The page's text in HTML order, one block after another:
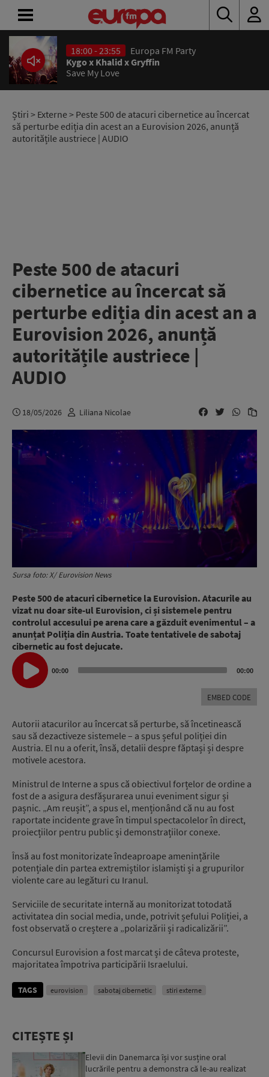
18:00 - 23:55
Europa FM Party
Kygo x Khalid x Gryffin
Save My Love
Știri > Externe> Peste 500 de atacuri cibernetice au încercat
să perturbe ediția din acest an a Eurovision 2026, anunță
autoritățile austriece | AUDIO
Peste 500 de atacuri
cibernetice au încercat să
perturbe ediția din acest an a
Eurovision 2026, anunță
autoritățile austriece |
AUDIO
18/05/2026 Liliana Nicolae
Sursa foto: X/ Eurovision News
Peste 500 de atacuri cibernetice la Eurovision. Atacurile au
vizat nu doar site-ul Eurovision, ci și sistemele pentru
controlul accesului pe arena care a găzduit evenimentul – a
anunțat Poliția din Austria. Toate tentativele de sabotaj
cibernetic au fost dejucate.
Audio
Player
00:00 00:00
EMBED CODE
Autorii atacurilor au încercat să perturbe, să încetinească
sau să dezactiveze sistemele – a spus șeful poliției din
Austria. El nu a oferit, însă, detalii despre făptași și despre
motivele acestora.
Ministrul de Interne a spus că obiectivul forțelor de ordine a
fost de a asigura desfășurarea unui eveniment sigur și
pașnic. „Am reușit”, a spus el, menționând că nu au fost
raportate incidente grave în timpul spectacolelor în direct,
proiecțiilor pentru public și demonstrațiilor conexe.
Însă au fost monitorizate îndeaproape amenințările
potențiale din partea extremiștilor islamiști și a grupurilor
violente care au legături cu Iranul.
Serviciile de securitate internă au monitorizat totodată
activitatea din social media, unde, potrivit șefului Poliției, a
fost observată o creștere a „polarizării și radicalizării”.
Concursul Eurovision a fost marcat și de câteva proteste,
majoritatea împotriva participării Israelului.
TAGS eurovision sabotaj cibernetic stiri externe
CITEȘTE ȘI
Elevii din Danemarca își vor susține oral
lucrările pentru a demonstra că le-au realizat
ACASĂ
ȘTIRI
RADIO
CONCURSURI